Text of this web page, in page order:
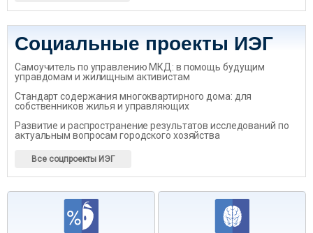
Социальные проекты ИЭГ
Самоучитель по управлению МКД: в помощь будущим
управдомам и жилищным активистам
Стандарт содержания многоквартирного дома: для
собственников жилья и управляющих
Развитие и распространение результатов исследований по
актуальным вопросам городского хозяйства
Все соцпроекты ИЭГ